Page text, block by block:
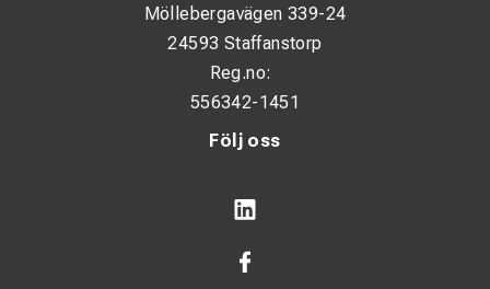
Följ oss
Möllebergavägen 339-24
24593 Staffanstorp
Reg.no:
556342-1451